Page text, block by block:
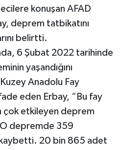
konuşan AFAD
deprem tatbikatını
belirtti.
6 Şubat 2022 tarihinde
yaşandığını
Kuzey Anadolu Fay
eden Erbay, “Bu fay
çok etkileyen deprem
O depremde 359
kaybetti. 20 bin 865 adet